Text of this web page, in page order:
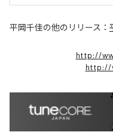
平岡千佳の他のリリース：
http://
http://